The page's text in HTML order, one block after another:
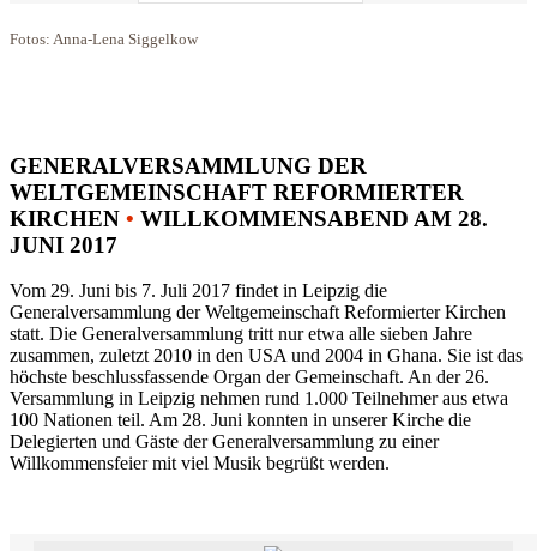
Fotos: Anna-Lena Siggelkow
GENERALVERSAMMLUNG DER
WELTGEMEINSCHAFT REFORMIERTER
KIRCHEN • WILLKOMMENSABEND AM 28.
JUNI 2017
Vom 29. Juni bis 7. Juli 2017 findet in Leipzig die
Generalversammlung der Weltgemeinschaft Reformierter Kirchen
statt. Die Generalversammlung tritt nur etwa alle sieben Jahre
zusammen, zuletzt 2010 in den USA und 2004 in Ghana. Sie ist das
höchste beschlussfassende Organ der Gemeinschaft. An der 26.
Versammlung in Leipzig nehmen rund 1.000 Teilnehmer aus etwa
100 Nationen teil. Am 28. Juni konnten in unserer Kirche die
Delegierten und Gäste der Generalversammlung zu einer
Willkommensfeier mit viel Musik begrüßt werden.